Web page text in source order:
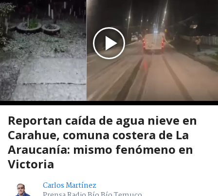
Reportan caída de agua nieve en
Carahue, comuna costera de La
Araucanía: mismo fenómeno en
Victoria
Carlos Martínez